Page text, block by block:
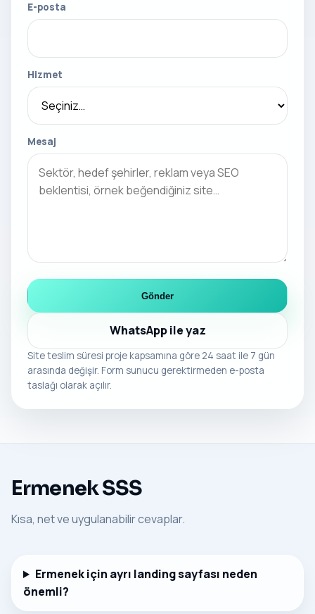
E-posta
Hizmet
Mesaj
Gönder
WhatsApp ile yaz
Site teslim süresi proje kapsamına göre 24 saat ile 7 gün
arasında değişir. Form sunucu gerektirmeden e-posta
taslağı olarak açılır.
Ermenek SSS
Kısa, net ve uygulanabilir cevaplar.
Ermenek için ayrı landing sayfası neden
önemli?